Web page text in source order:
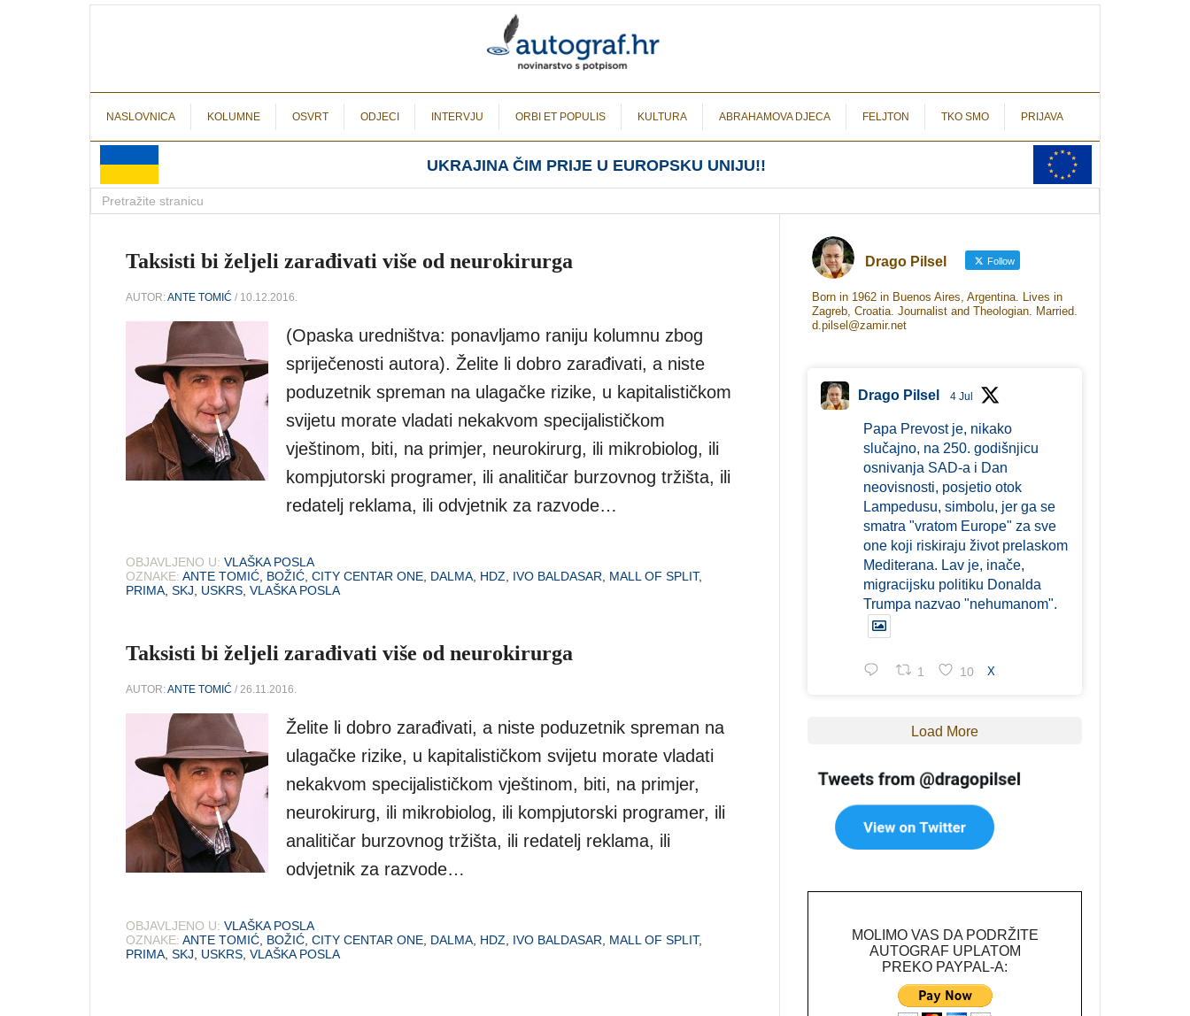
NASLOVNICA KOLUMNE OSVRT ODJECI INTERVJU ORBI ET POPULIS KULTURA ABRAHAMOVA DJECA FELJTON TKO SMO PRIJAVA
UKRAJINA ČIM PRIJE U EUROPSKU UNIJU!!
Taksisti bi željeli zarađivati više od neurokirurga
AUTOR:ANTE TOMIĆ / 10.12.2016.
(Opaska uredništva: ponavljamo raniju kolumnu zbog
spriječenosti autora). Želite li dobro zarađivati, a niste
poduzetnik spreman na ulagačke rizike, u kapitalističkom
svijetu morate vladati nekakvom specijalističkom
vještinom, biti, na primjer, neurokirurg, ili mikrobiolog, ili
kompjutorski programer, ili analitičar burzovnog tržišta, ili
redatelj reklama, ili odvjetnik za razvode…
OBJAVLJENO U: VLAŠKA POSLA
OZNAKE: ANTE TOMIĆ BOŽIĆ CITY CENTAR ONE DALMA HDZ IVO BALDASAR MALL OF SPLIT,
PRIMA SKJ USKRS VLAŠKA POSLA
Taksisti bi željeli zarađivati više od neurokirurga
AUTOR:ANTE TOMIĆ / 26.11.2016.
Želite li dobro zarađivati, a niste poduzetnik spreman na
ulagačke rizike, u kapitalističkom svijetu morate vladati
nekakvom specijalističkom vještinom, biti, na primjer,
neurokirurg, ili mikrobiolog, ili kompjutorski programer, ili
analitičar burzovnog tržišta, ili redatelj reklama, ili
odvjetnik za razvode…
OBJAVLJENO U: VLAŠKA POSLA
OZNAKE: ANTE TOMIĆ BOŽIĆ CITY CENTAR ONE DALMA HDZ IVO BALDASAR MALL OF SPLIT,
PRIMA SKJ USKRS VLAŠKA POSLA
Drago Pilsel Follow
Born in 1962 in Buenos Aires, Argentina. Lives in
Zagreb, Croatia. Journalist and Theologian. Married.
d.pilsel@zamir.net
Drago Pilsel 4 Jul
Papa Prevost je, nikako
slučajno, na 250. godišnjicu
osnivanja SAD-a i Dan
neovisnosti, posjetio otok
Lampedusu, simbolu, jer ga se
smatra "vratom Europe" za sve
one koji riskiraju život prelaskom
Mediterana. Lav je, inače,
migracijsku politiku Donalda
Trumpa nazvao "nehumanom".
1 10 X
Load More
MOLIMO VAS DA PODRŽITE
AUTOGRAF UPLATOM
PREKO PAYPAL-A: